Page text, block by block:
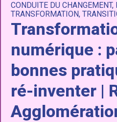
CONDUITE DU CHANGEMENT,
TRANSFORMATION,
numérique :
bonnes
ré-inventer |